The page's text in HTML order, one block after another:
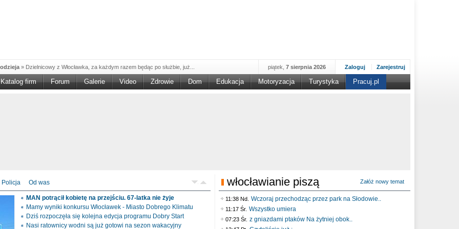
» Dzielnicowy z Włocławka, za każdym razem będąc po służbie, już...
w NGO'»Ruszył nabór w konkursie „Wsparcie Organizacji Wolontariatu w NGO –
» Od czerwca rozpoczął się nowy okres świadczeniowy 800 plus, który
» Policjanci ruchu drogowego przeprowadzili na drogach Włocławka i
Zaloguj Zarejestruj
piątek, 7 sierpnia 2026
Katalog firm Forum Galerie Video Zdrowie Dom Edukacja Motoryzacja Turystyka Pracuj.pl
Policja Od was
MAN potrącił kobietę na przejściu. 67-latka nie żyje
Mamy wyniki konkursu Włocławek - Miasto Dobrego Klimatu
Dziś rozpoczęła się kolejna edycja programu Dobry Start
Nasi ratownicy wodni są już gotowi na sezon wakacyjny
włocławianie piszą Załóż nowy temat
11:38 Nd. Wczoraj przechodząc przez park na Słodowie..
11:17 Śr. Wszystko umiera
07:23 Śr. z gniazdami ptaków Na żytniej obok..